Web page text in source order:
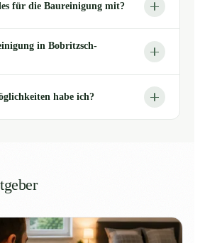
für die Baureinigung mit?
in Bobritzsch-
habe ich?